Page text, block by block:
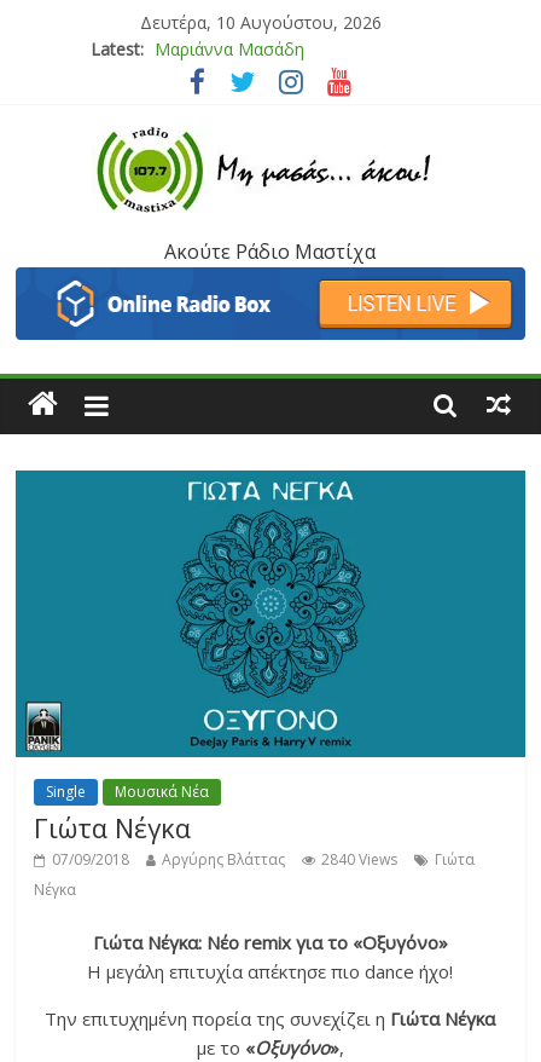
Δευτέρα, 10 Αυγούστου, 2026
Latest: Μαριάννα Μασάδη
Τάνια Μπρεάζου
Μάνος Τρυπιάς & Γιώργος Στρατάκης
Ιορδάνης Αγαπητός
Ακούτε Ράδιο Μαστίχα
Single Μουσικά Νέα
Γιώτα Νέγκα
07/09/2018 Αργύρης Βλάττας 2840 Views
Γιώτα
Νέγκα
Γιώτα Νέγκα: Νέο remix για το «Οξυγόνο»
Η μεγάλη επιτυχία απέκτησε πιο dance ήχο!
Την επιτυχημένη πορεία της συνεχίζει η Γιώτα Νέγκα
με το «Οξυγόνο»,